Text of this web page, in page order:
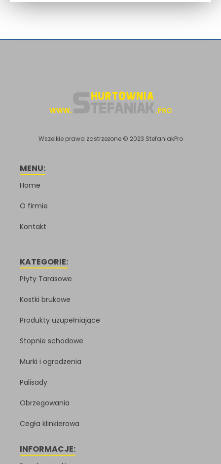
Wszelkie prawa zastrzeżone © 2023 StefaniakPro
MENU:
Home
O firmie
Kontakt
KATEGORIE:
Płyty Tarasowe
Kostki brukowe
Produkty uzupełniające
Stopnie schodowe
Murki i ogrodzenia
Palisady
Obrzegowania
Cegła klinkierowa
INFORMACJE: